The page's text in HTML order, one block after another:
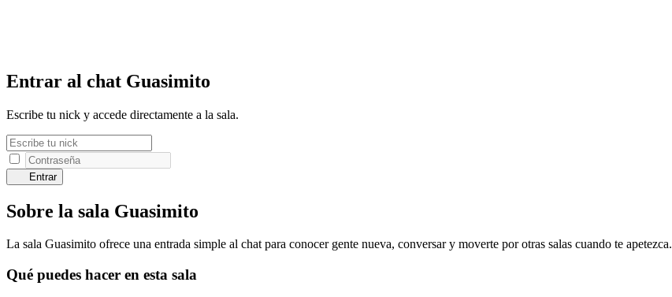
Entrar al chat Guasimito
Escribe tu nick y accede directamente a la sala.
Entrar
Sobre la sala Guasimito
La sala Guasimito ofrece una entrada simple al chat para conocer gente nueva, conversar y moverte por otras salas cuando te apetezca.
Qué puedes hacer en esta sala